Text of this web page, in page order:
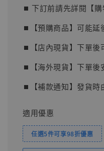
⏹︎ 下訂前請先詳閱【購
⏹︎【預購商品】可能延
⏹︎【店內現貨】下單後
⏹︎【海外現貨】下單後
⏹︎【補款通知】發貨時
適用優惠
任選5件可享98折優惠